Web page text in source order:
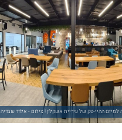
ההיי-טק של עיריית אשקלון ! צילום - אלדד עובדיה